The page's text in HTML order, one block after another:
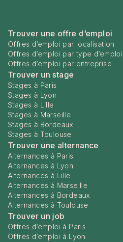
Trouver une offre d’emploi
Offres d’emploi par localisation
Offres d’emploi par type d’emploi
Offres d’emploi par entreprise
Trouver un stage
Stages à Paris
Stages à Lyon
Stages à Lille
Stages à Marseille
Stages à Bordeaux
Stages à Toulouse
Trouver une alternance
Alternances à Paris
Alternances à Lyon
Alternances à Lille
Alternances à Marseille
Alternances à Bordeaux
Alternances à Toulouse
Trouver un job
Offres d’emploi à Paris
Offres d’emploi à Lyon